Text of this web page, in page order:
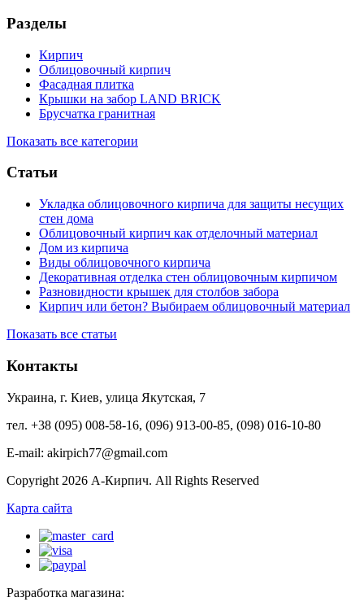
Разделы
Кирпич
Облицовочный кирпич
Фасадная плитка
Крышки на забор LAND BRICK
Брусчатка гранитная
Показать все категории
Статьи
Укладка облицовочного кирпича для защиты несущих
стен дома
Облицовочный кирпич как отделочный материал
Дом из кирпича
Виды облицовочного кирпича
Декоративная отделка стен облицовочным кирпичом
Разновидности крышек для столбов забора
Кирпич или бетон? Выбираем облицовочный материал
Показать все статьи
Контакты
Украина, г. Киев, улица Якутская, 7
тел. +38 (095) 008-58-16, (096) 913-00-85, (098) 016-10-80
E-mail: akirpich77@gmail.com
Copyright 2026 А-Кирпич. All Rights Reserved
Карта сайта
Разработка магазина: